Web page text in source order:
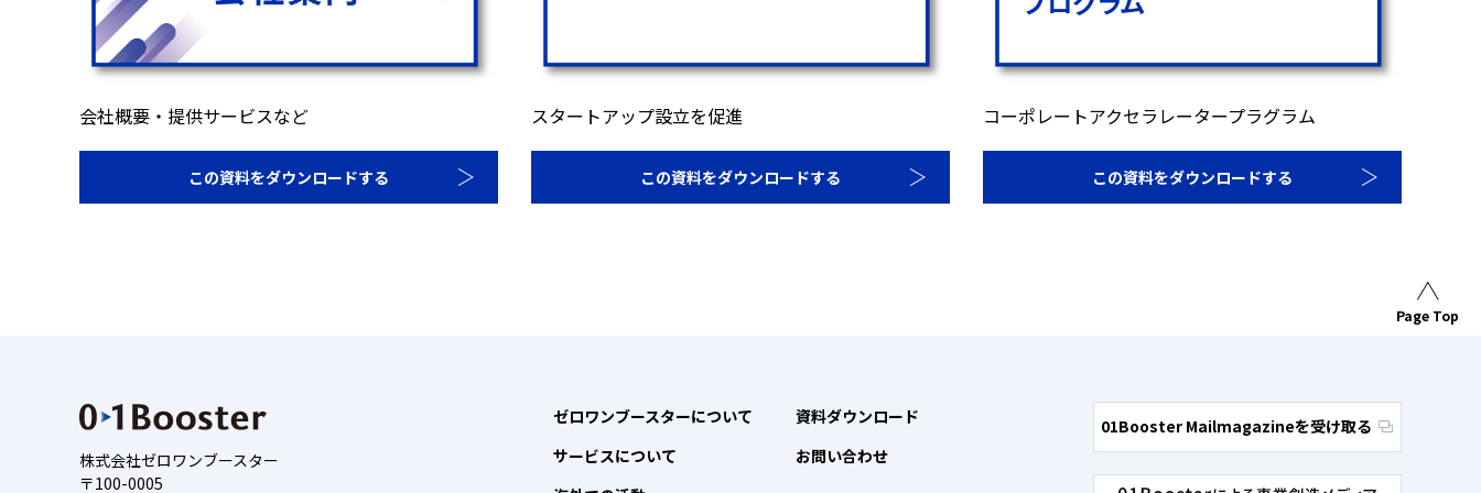
会社概要・提供サービスなど
この資料をダウンロードする
スタートアップ設立を促進
この資料をダウンロードする
コーポレートアクセラレータープラグラム
この資料をダウンロードする
Page Top
株式会社ゼロワンブースター
〒100-0005
ゼロワンブースターについて
サービスについて
資料ダウンロード
お問い合わせ
01Booster Mailmagazineを受け取る